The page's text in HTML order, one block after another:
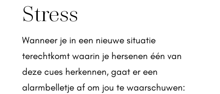
Stress
Wanneer je in een nieuwe situatie
terechtkomt waarin je hersenen één van
deze cues herkennen, gaat er een
alarmbelletje af om jou te waarschuwen: